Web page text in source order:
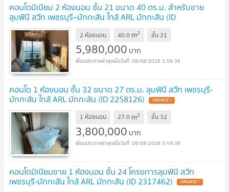
คอนโดมิเนียม 2 ห้องนอน ชั้น 21 ขนาด 40 ตร.ม. สำหรับขาย
ลุมพินี สวีท เพชรบุรี–มักกะสัน ใกล้ ARL มักกะสัน (ID
2747982)
2 ห้องนอน 40.0 m2 ชั้น21
5,980,000 บาท
08/08/2026 3:59:39
คอนโด 1 ห้องนอน ชั้น 32 ขนาด 27 ตร.ม. ลุมพินี สวีท เพชรบุรี-
มักกะสัน ใกล้ ARL มักกะสัน (ID 2258126)
1 ห้องนอน 27.0 m2 ชั้น 32
3,800,000 บาท
08/08/2026 3:59:39
คอนโดมิเนียมขาย 1 ห้องนอน ชั้น 24 โครงการลุมพินี สวีท
เพชรบุรี-มักกะสัน ใกล้ ARL มักกะสัน (ID 2317462)